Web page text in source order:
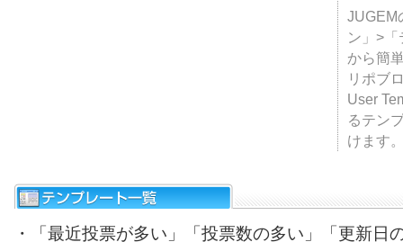
JUGEM
ン」>
から簡
リポブ
User
るテン
けます
・「最近投票が多い」「投票数の多い」「更新日